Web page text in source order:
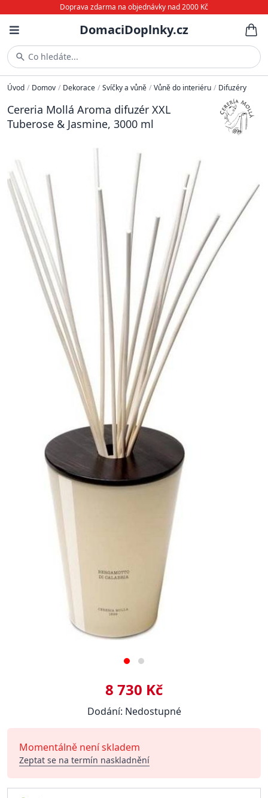
Doprava zdarma na objednávky nad 2000 Kč
DomaciDoplnky.cz
Co hledáte...
Úvod / Domov / Dekorace / Svíčky a vůně / Vůně do interiéru / Difuzéry
Cereria Mollá Aroma difuzér XXL
Tuberose & Jasmine, 3000 ml
8 730 Kč
Dodání: Nedostupné
Momentálně není skladem
Zeptat se na termín naskladnění